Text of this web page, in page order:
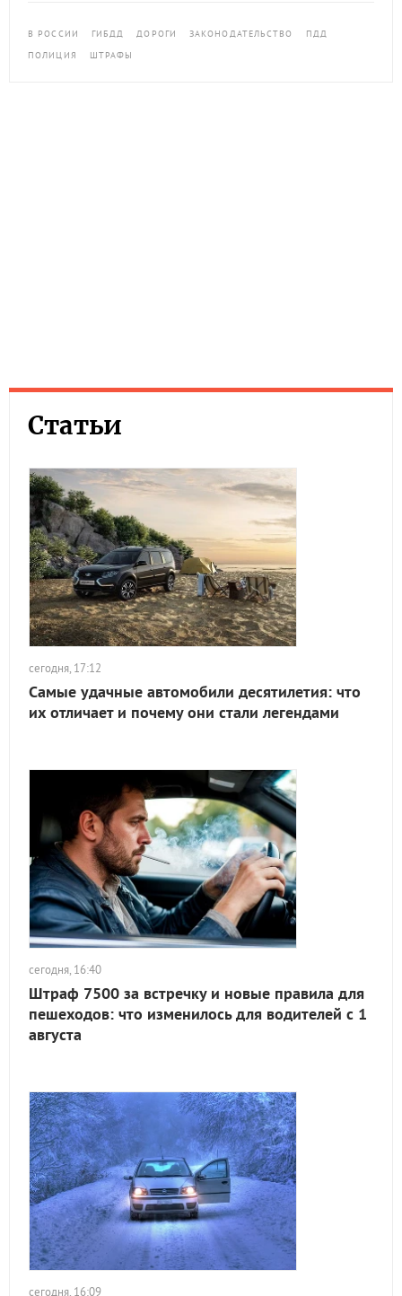
В РОССИИ ГИБДД ДОРОГИ ЗАКОНОДАТЕЛЬСТВО
ПДД
ПОЛИЦИЯ
ШТРАФЫ
Статьи
сегодня, 17:12
Самые удачные автомобили десятилетия: что
их отличает и почему они стали легендами
сегодня, 16:40
Штраф 7500 за встречку и новые правила для
пешеходов: что изменилось для водителей с 1
августа
сегодня, 16:09